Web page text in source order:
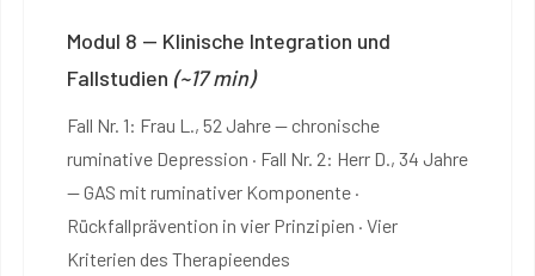
Modul 8 — Klinische Integration und
Fallstudien (~17 min)
Fall Nr. 1: Frau L., 52 Jahre — chronische
ruminative Depression · Fall Nr. 2: Herr D., 34 Jahre
— GAS mit ruminativer Komponente ·
Rückfallprävention in vier Prinzipien · Vier
Kriterien des Therapieendes